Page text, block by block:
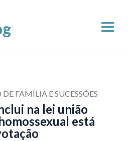
FAMÍLIA E SUCESSÕES
na lei união
está